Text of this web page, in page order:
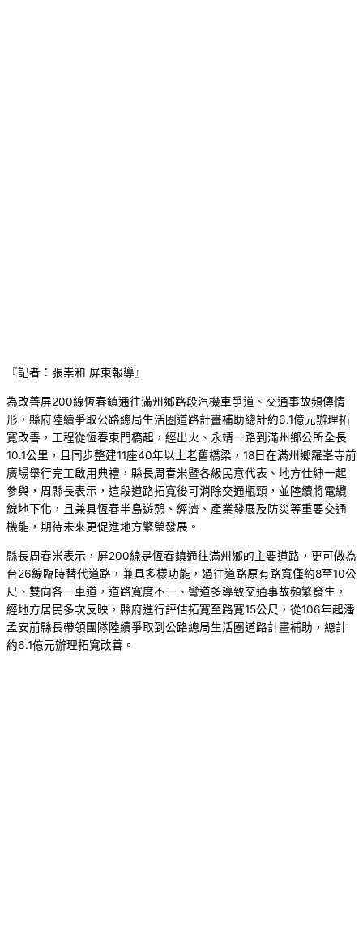
『記者：張崇和 屏東報導』
為改善屏200線恆春鎮通往滿州鄉路段汽機車爭道、交通事故頻傳情
形，縣府陸續爭取公路總局生活圈道路計畫補助總計約6.1億元辦理拓
寬改善，工程從恆春東門橋起，經出火、永靖一路到滿州鄉公所全長
10.1公里，且同步整建11座40年以上老舊橋梁，18日在滿州鄉羅峯寺前
廣場舉行完工啟用典禮，縣長周春米暨各級民意代表、地方仕紳一起
參與，周縣長表示，這段道路拓寬後可消除交通瓶頸，並陸續將電纜
線地下化，且兼具恆春半島遊憩、經濟、產業發展及防災等重要交通
機能，期待未來更促進地方繁榮發展。
縣長周春米表示，屏200線是恆春鎮通往滿州鄉的主要道路，更可做為
台26線臨時替代道路，兼具多樣功能，過往道路原有路寬僅約8至10公
尺、雙向各一車道，道路寬度不一、彎道多導致交通事故頻繁發生，
經地方居民多次反映，縣府進行評估拓寬至路寬15公尺，從106年起潘
孟安前縣長帶領團隊陸續爭取到公路總局生活圈道路計畫補助，總計
約6.1億元辦理拓寬改善。